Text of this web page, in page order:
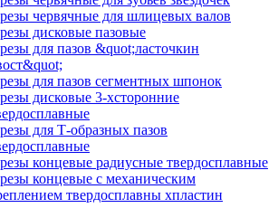
червячные для шлицевых валов
дисковые пазовые
для пазов &quot;ласточкин
для пазов сегментных шпонок
дисковые 3-хсторонние
для Т-образных пазов
концевые радиусные твердосплавные
концевые с механическим
твердосплавны хпластин